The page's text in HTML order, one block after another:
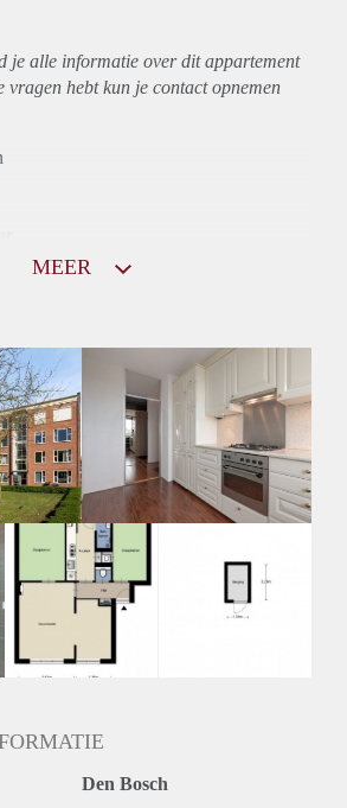
je alle informatie over ditappartement
vragen hebt kun je contact opnemen
MEER
Den Bosch